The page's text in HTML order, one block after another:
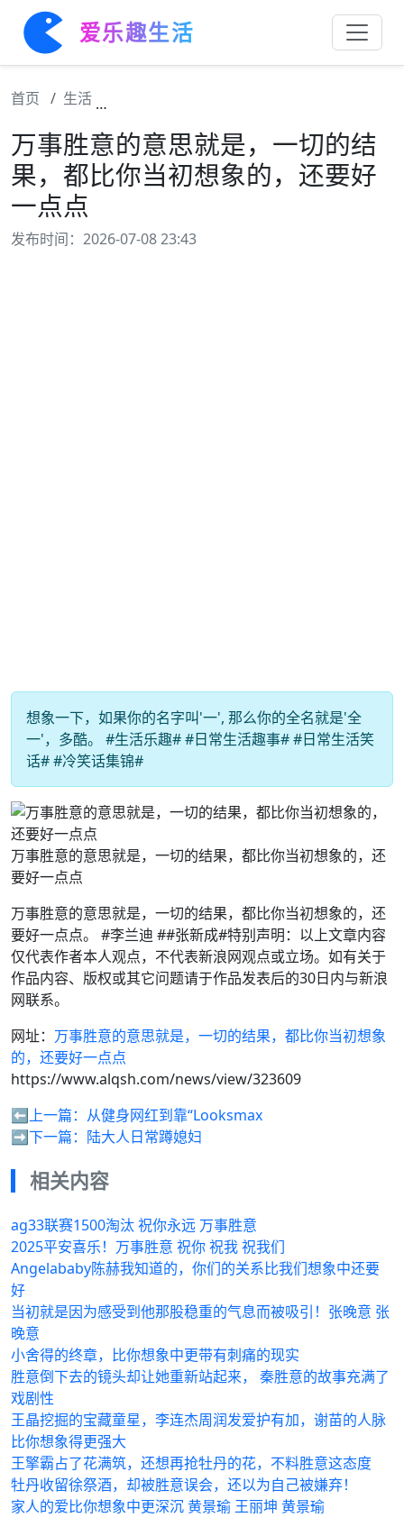
爱乐趣生活
首页 生活
万事胜意的意思就是，一切的结
果，都比你当初想象的，还要好
一点点
发布时间：2026-07-08 23:43
想象一下，如果你的名字叫'一', 那么你的全名就是'全
一'，多酷。 #生活乐趣# #日常生活趣事# #日常生活笑
话# #冷笑话集锦#
万事胜意的意思就是，一切的结果，都比你当初想象的，还
要好一点点
万事胜意的意思就是，一切的结果，都比你当初想象的，还
要好一点点。 #李兰迪 ##张新成#特别声明：以上文章内容
仅代表作者本人观点，不代表新浪网观点或立场。如有关于
作品内容、版权或其它问题请于作品发表后的30日内与新浪
网联系。
网址： 万事胜意的意思就是，一切的结果，都比你当初想象
的，还要好一点点
https://www.alqsh.com/news/view/323609
⬅️上一篇： 从健身网红到靠“Looksmax
➡️下一篇： 陆大人日常蹲媳妇
相关内容
ag33联赛1500淘汰 祝你永远 万事胜意️
2025平安喜乐！万事胜意 祝你 祝我 祝我们
Angelababy陈赫我知道的，你们的关系比我们想象中还要
好
当初就是因为感受到他那股稳重的气息而被吸引！张晚意 张
晚意
小舍得的终章，比你想象中更带有刺痛的现实
胜意倒下去的镜头却让她重新站起来， 秦胜意的故事充满了
戏剧性
王晶挖掘的宝藏童星，李连杰周润发爱护有加，谢苗的人脉
比你想象得更强大
王擎霸占了花满筑，还想再抢牡丹的花，不料胜意这态度
牡丹收留徐祭酒，却被胜意误会，还以为自己被嫌弃！
家人的爱比你想象中更深沉 黄景瑜 王丽坤 黄景瑜